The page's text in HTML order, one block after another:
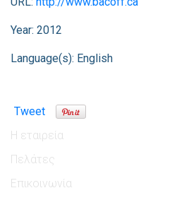
Year: 2012
Language(s): English
Tweet
Η εταιρεία
Πελάτες
Επικοινωνία